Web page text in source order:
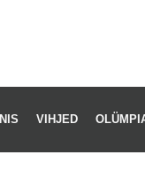
VIHJED